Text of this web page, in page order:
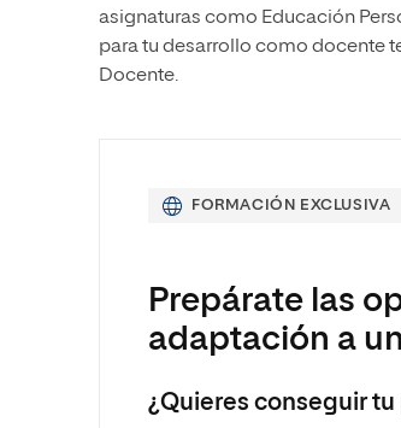
asignaturas como Educación
para tu desarrollo como docente
Docente.
FORMACIÓN EXCLUSIVA
Prepárate las
adaptación a
¿Quieres conseguir